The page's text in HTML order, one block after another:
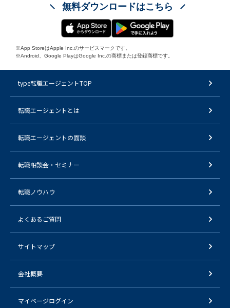
無料ダウンロードはこちら
※App StoreはApple Inc.のサービスマークです。
※Android、Google PlayはGoogle Inc.の商標または登録商標です。
type転職エージェントTOP
転職エージェントとは
転職エージェントの面談
転職相談会・セミナー
転職ノウハウ
よくあるご質問
サイトマップ
会社概要
マイページログイン